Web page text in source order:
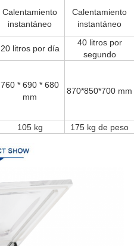
Calentamiento
instantáneo
Calentamiento
instantáneo
20 litros por día
40 litros por
segundo
760 * 690 * 680
mm
870*850*700 mm
105 kg 175 kg de peso